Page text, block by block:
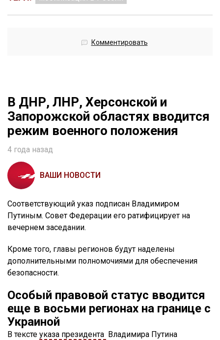
Комментировать
В ДНР, ЛНР, Херсонской и
Запорожской областях вводится
режим военного положения
4 года назад
ВАШИ НОВОСТИ
Соответствующий указ подписан Владимиром
Путиным. Совет Федерации его ратифицирует на
вечернем заседании.
Кроме того, главы регионов будут наделены
дополнительными полномочиями для обеспечения
безопасности.
Особый правовой статус вводится
еще в восьми регионах на границе с
Украиной
В тексте указа президента Владимира Путина